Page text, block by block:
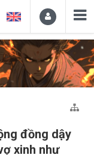
đồng dậy
xinh như